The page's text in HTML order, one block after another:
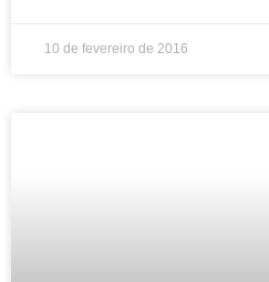
10 de fevereiro de 2016